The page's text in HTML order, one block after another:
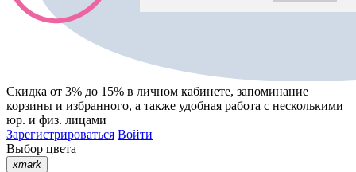
Скидка от 3% до 15% в личном кабинете, запоминание
корзины и избранного, а также удобная работа с несколькими
юр. и физ. лицами
Зарегистрироваться Войти
Выбор цвета
xmark